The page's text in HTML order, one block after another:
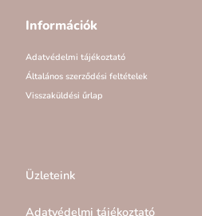
Információk
Adatvédelmi tájékoztató
Általános szerződési feltételek
Visszaküldési űrlap
Üzleteink
Adatvédelmi tájékoztató